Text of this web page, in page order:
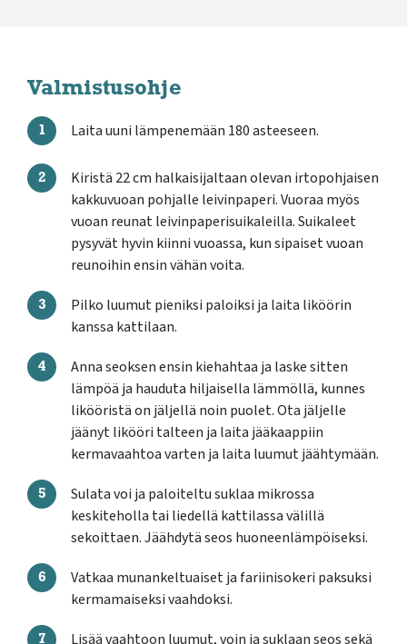
Valmistusohje
Laita uuni lämpenemään 180 asteeseen.
Kiristä 22 cm halkaisijaltaan olevan irtopohjaisen
kakkuvuoan pohjalle leivinpaperi. Vuoraa myös
vuoan reunat leivinpaperisuikaleilla. Suikaleet
pysyvät hyvin kiinni vuoassa, kun sipaiset vuoan
reunoihin ensin vähän voita.
Pilko luumut pieniksi paloiksi ja laita liköörin
kanssa kattilaan.
Anna seoksen ensin kiehahtaa ja laske sitten
lämpöä ja hauduta hiljaisella lämmöllä, kunnes
likööristä on jäljellä noin puolet. Ota jäljelle
jäänyt likööri talteen ja laita jääkaappiin
kermavaahtoa varten ja laita luumut jäähtymään.
Sulata voi ja paloiteltu suklaa mikrossa
keskiteholla tai liedellä kattilassa välillä
sekoittaen. Jäähdytä seos huoneenlämpöiseksi.
Vatkaa munankeltuaiset ja fariinisokeri paksuksi
kermamaiseksi vaahdoksi.
Lisää vaahtoon luumut, voin ja suklaan seos sekä